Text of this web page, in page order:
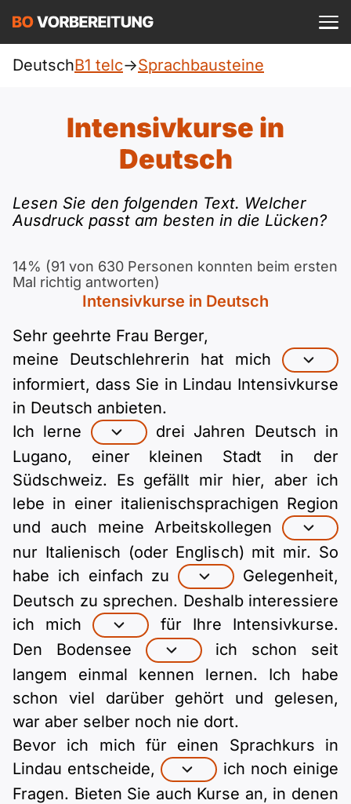
telc
Allgemein
Beruf
ÖIF
ÖSD
Pflege (telc)
Deutsch
Türkisch
Ukrainisch
Russisch
Polnisch
A1 DTZ
A1 Goethe
A1 ÖIF
A2 Allgemein
A2 telc
A2 Goethe
A2 ÖIF
B1
B1 Beruf
B1 telc
B1 Goethe
B1 ÖIF
B1 ÖSD
B1 Pflege (telc)
B2 Allgemein
B2 Beruf
B2 telc
B2 Goethe
B2 Pflege (telc)
Webinare
Mehr Tools
Online-Kurse
Einbürgerungstest
Spiele
Schulen & Kurse
Lebenslauf erstellen
Motivationsbriefe
Einloggen ist kostenlos?
DeutschB1 telc->Sprachbausteine
Intensivkurse in
Deutsch
Lesen Sie den folgenden Text. Welcher
Ausdruck passt am besten in die Lücken?
14% (91 von 630 Personen konnten beim ersten
Mal richtig antworten)
Intensivkurse in Deutsch
Sehr geehrte Frau Berger,
meine Deutschlehrerin hat mich
informiert, dass Sie in Lindau Intensivkurse
in Deutsch anbieten.
Ich lerne
drei Jahren Deutsch in
Lugano, einer kleinen Stadt in der
Südschweiz. Es gefällt mir hier, aber ich
lebe in einer italienischsprachigen Region
und auch meine Arbeitskollegen
nur Italienisch (oder Englisch) mit mir. So
habe ich einfach zu
Gelegenheit,
Deutsch zu sprechen. Deshalb interessiere
ich mich
für Ihre Intensivkurse.
Den Bodensee
ich schon seit
langem einmal kennen lernen. Ich habe
schon viel darüber gehört und gelesen,
war aber selber noch nie dort.
Bevor ich mich für einen Sprachkurs in
Lindau entscheide,
ich noch einige
Fragen. Bieten Sie auch Kurse an, in denen